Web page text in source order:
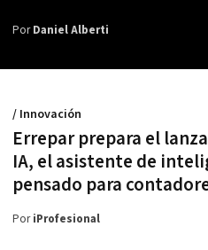
PorDaniel Alberti
Errepar prepara el
IA, el asistente de
pensado para
/ Innovación
PoriProfesional